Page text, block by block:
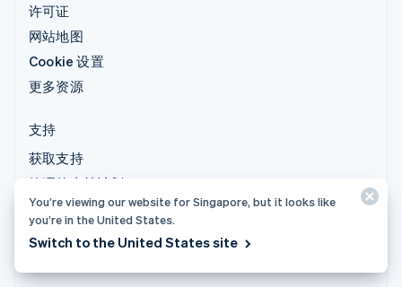
许可证
网站地图
Cookie 设置
更多资源
支持
获取支持
管理的支持计划
© 2026 Stripe, LLC
You’re viewing our website for Singapore, but it looks like
you’re in the United States.
Switch to the United States site